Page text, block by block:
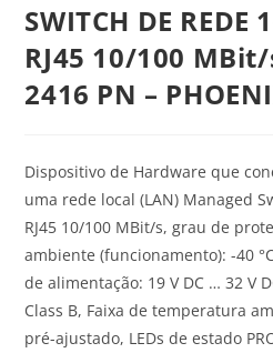
SWITCH DE REDE
RJ45 10/100 MBit/
2416 PN –
Dispositivo de Hardware que
uma rede local (LAN) Managed
RJ45 10/100 MBit/s, grau de
ambiente (funcionamento): -40
de alimentação: 19 V DC … 32 V
Class B, Faixa de temperatura
pré-ajustado, LEDs de estado